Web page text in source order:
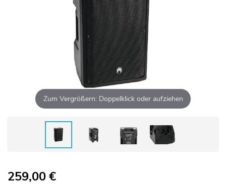
Zum Vergrößern: Doppelklick oder aufziehen
259,00€